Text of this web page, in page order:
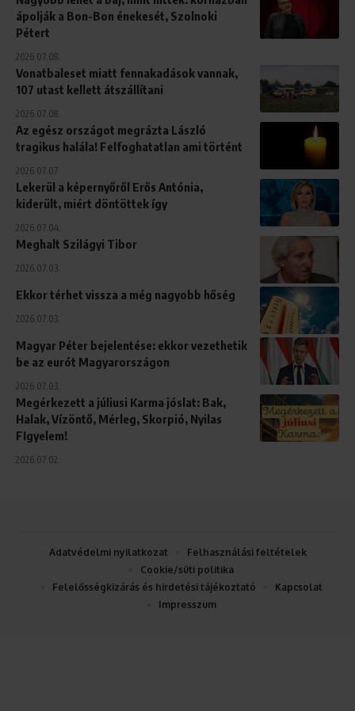
ápolják a Bon-Bon énekesét, Szolnoki
Pétert
2026.07.08.
Vonatbaleset miatt fennakadások vannak,
107 utast kellett átszállítani
2026.07.08.
Az egész országot megrázta László
tragikus halála! Felfoghatatlan ami történt
2026.07.07.
Lekerül a képernyőről Erős Antónia,
kiderült, miért döntöttek így
2026.07.04.
Meghalt Szilágyi Tibor
2026.07.03.
Ekkor térhet vissza a még nagyobb hőség
2026.07.03.
Magyar Péter bejelentése: ekkor vezethetik
be az eurót Magyarországon
2026.07.03.
Megérkezett a júliusi Karma jóslat: Bak,
Halak, Vízöntő, Mérleg, Skorpió, Nyilas
FIgyelem!
2026.07.02.
Adatvédelmi nyilatkozat
Felhasználási feltételek
Cookie/süti politika
Felelősségkizárás és hirdetési tájékoztató
Kapcsolat
Impresszum